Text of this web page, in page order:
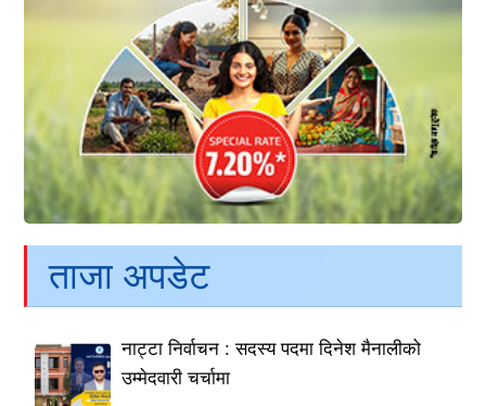
ताजा अपडेट
नाट्टा निर्वाचन : सदस्य पदमा दिनेश मैनालीको
उम्मेदवारी चर्चामा